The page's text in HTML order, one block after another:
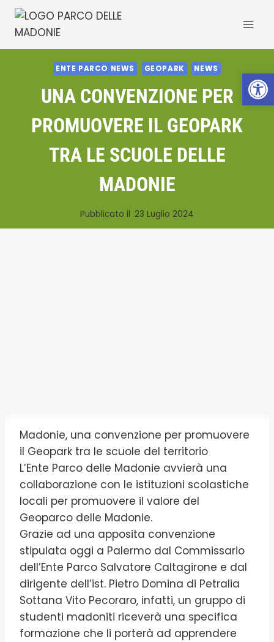
Apri
Salta
contenuto
ENTE PARCO NEWS GEOPARK NEWS
UNA CONVENZIONE PER
PROMUOVERE IL GEOPARK
TRA LE SCUOLE DELLE
MADONIE
Pubblicato il 23 Luglio 2024
Madonie, una convenzione per promuovere
il Geopark tra le scuole del territorio
L’Ente Parco delle Madonie avvierà una
collaborazione con le istituzioni scolastiche
locali per promuovere il valore del
Geoparco delle Madonie.
Grazie ad una apposita convenzione
stipulata oggi a Palermo dal Commissario
dell’Ente Parco Salvatore Caltagirone e dal
dirigente dell’ist. Pietro Domina di Petralia
Sottana Vito Pecoraro, infatti, un gruppo di
studenti madoniti riceverà una specifica
formazione che li porterà ad apprendere